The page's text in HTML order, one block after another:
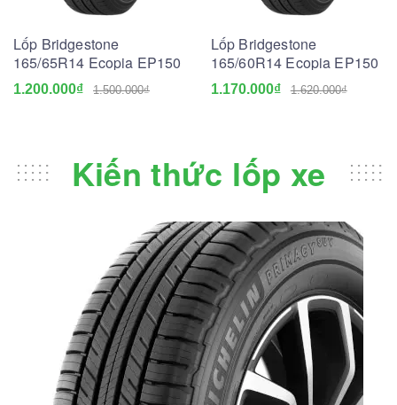
Lốp Bridgestone
165/65R14 Ecopia EP150
1.200.000₫ 1.500.000₫
Lốp Bridgestone
165/60R14 Ecopia EP150
1.170.000₫ 1.620.000₫
Kiến thức lốp xe